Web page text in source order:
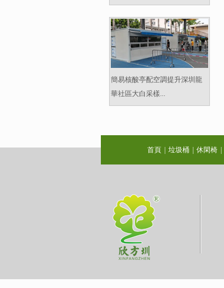
簡易核酸亭配空調提升深圳龍
華社區大白采樣...
首頁 垃圾桶 休閑椅